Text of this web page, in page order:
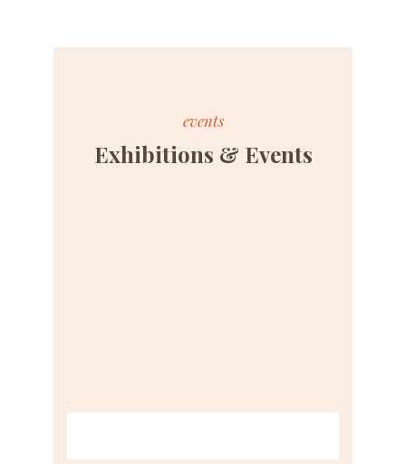
events
Exhibitions & Events